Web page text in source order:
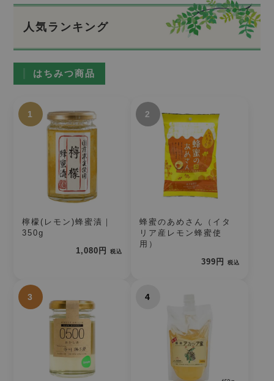
人気ランキング
はちみつ商品
1
檸檬(レモン)蜂蜜漬｜
350g
1,080円
税込
2
蜂蜜のあめさん（イタ
リア産レモン蜂蜜使
用）
399円
税込
3 4